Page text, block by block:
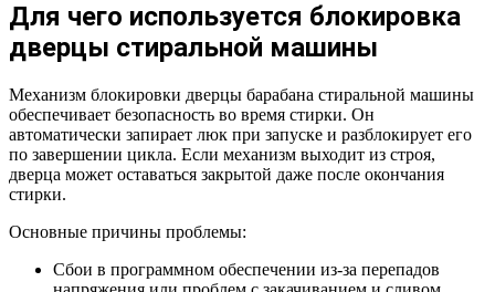
Для чего используется блокировка
дверцы стиральной машины
Механизм блокировки дверцы барабана стиральной машины
обеспечивает безопасность во время стирки. Он
автоматически запирает люк при запуске и разблокирует его
по завершении цикла. Если механизм выходит из строя,
дверца может оставаться закрытой даже после окончания
стирки.
Основные причины проблемы:
Сбои в программном обеспечении из-за перепадов